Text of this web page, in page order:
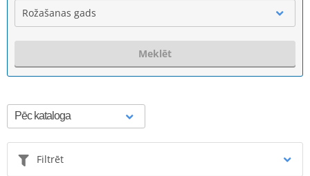
Rožašanas gads
Meklēt
Filtrēt